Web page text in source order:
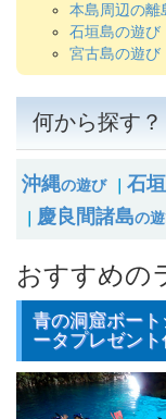
本島周辺の離
石垣島の遊び
宮古島の遊び
何から探す？
沖縄の遊び 石
慶良間諸島の
おすすめの
青の洞窟ボー
ータプレゼント